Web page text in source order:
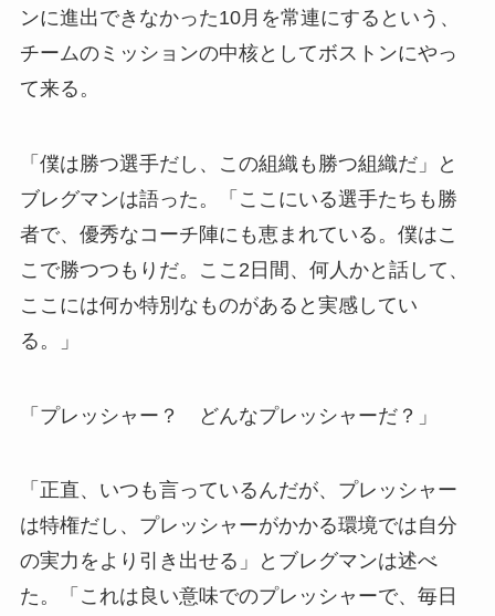
ンに進出できなかった10月を常連にするという、
チームのミッションの中核としてボストンにやっ
て来る。
「僕は勝つ選手だし、この組織も勝つ組織だ」と
ブレグマンは語った。「ここにいる選手たちも勝
者で、優秀なコーチ陣にも恵まれている。僕はこ
こで勝つつもりだ。ここ2日間、何人かと話して、
ここには何か特別なものがあると実感してい
る。」
「プレッシャー？ どんなプレッシャーだ？」
「正直、いつも言っているんだが、プレッシャー
は特権だし、プレッシャーがかかる環境では自分
の実力をより引き出せる」とブレグマンは述べ
た。「これは良い意味でのプレッシャーで、毎日